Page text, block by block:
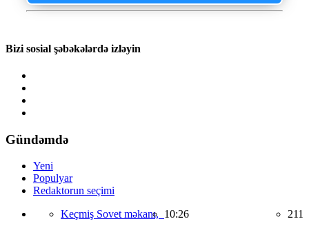
Bizi sosial şəbəkələrdə izləyin
Gündəmdə
Yeni
Populyar
Redaktorun seçimi
Keçmiş Sovet məkanı, 10:26 211